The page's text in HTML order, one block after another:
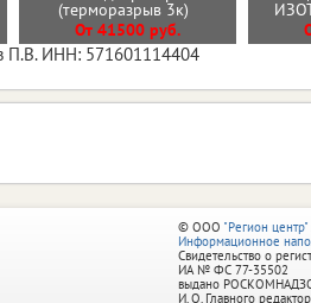
(терморазрыв 3к)
От 41500 руб.
П.В. ИНН: 571601114404
© ООО "Регион
Информационное
Свидетельство о
ИА № ФС 77‑35502
выдано
И. О. Главного